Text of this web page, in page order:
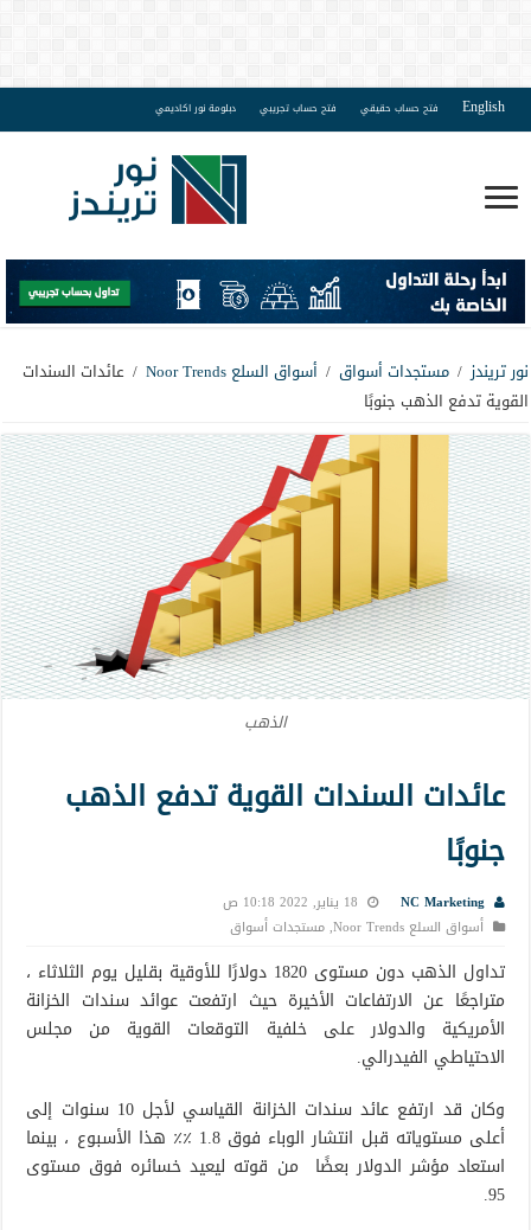
English فتح حساب حقيقي فتح حساب تجريبي دبلومة نور اكاديمي
نور تريندز / مستجدات أسواق / أسواق السلع Noor Trends / عائدات السندات
القوية تدفع الذهب جنوبًا
الذهب
عائدات السندات القوية تدفع الذهب
جنوبًا
NC Marketing
18 يناير, 2022 10:18 ص
أسواق السلع Noor Trends
,مستجدات أسواق
تداول الذهب دون مستوى 1820 دولارًا للأوقية بقليل يوم الثلاثاء ،
متراجعًا عن الارتفاعات الأخيرة حيث ارتفعت عوائد سندات الخزانة
الأمريكية والدولار على خلفية التوقعات القوية من مجلس
الاحتياطي الفيدرالي.
وكان قد ارتفع عائد سندات الخزانة القياسي لأجل 10 سنوات إلى
أعلى مستوياته قبل انتشار الوباء فوق 1.8 ٪٪ هذا الأسبوع ، بينما
استعاد مؤشر الدولار بعضًا من قوته ليعيد خسائره فوق مستوى
95.